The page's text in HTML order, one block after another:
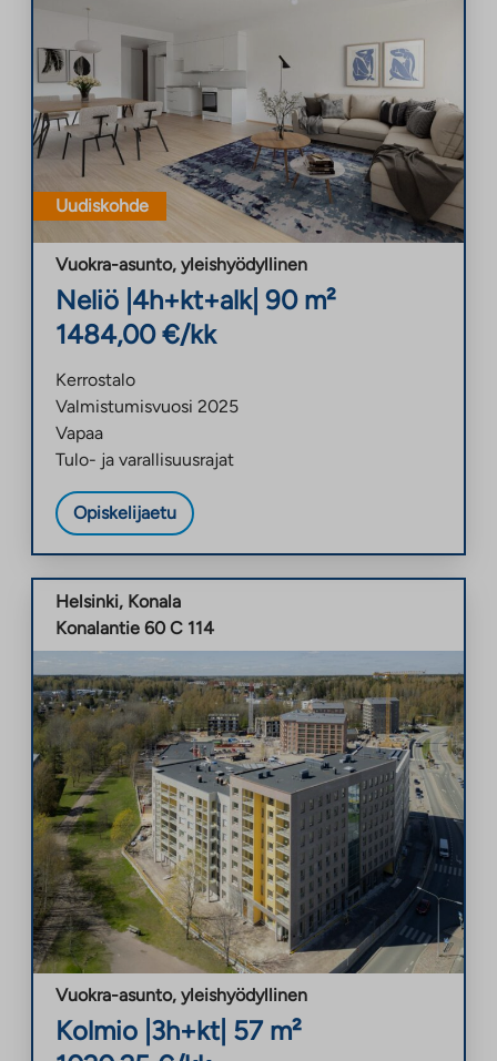
Uudiskohde
Vuokra-asunto, yleishyödyllinen
Neliö 4h+kt+alk| 90 m²
1484,00 €/kk
Kerrostalo
Valmistumisvuosi 2025
Vapaa
Tulo- ja varallisuusrajat
Opiskelijaetu
Helsinki, Konala
Konalantie 60 C 114
Vuokra-asunto, yleishyödyllinen
Kolmio 3h+kt| 57 m²